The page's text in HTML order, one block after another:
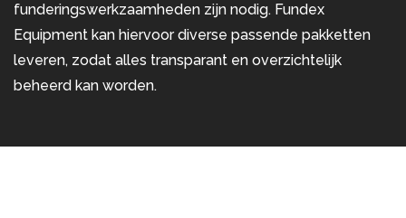
funderingswerkzaamheden zijn nodig. Fundex
Equipment kan hiervoor diverse passende pakketten
leveren, zodat alles transparant en overzichtelijk
beheerd kan worden.